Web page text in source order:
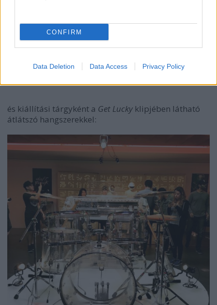
CONFIRM
Data Deletion Data Access Privacy Policy
és kiállítási tárgyként a Get Lucky klipjében látható
átlátszó hangszerekkel: